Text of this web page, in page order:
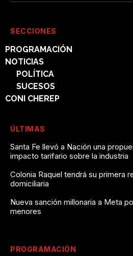
SECCIONES
PROGRAMACIÓN
NOTICIAS
POLÍTICA
SUCESOS
CONI CHEREP
ÚLTIMAS
Santa Fe llevó a Nación una
impacto tarifario sobre la industria
Colonia Raquel tendrá su primera
domiciliaria
Nueva sanción millonaria a Meta
menores
PROGRAMACIÓN